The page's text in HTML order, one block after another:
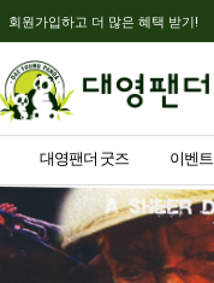
회원가입하고 더 많은 혜택 받기!
대영팬더 굿즈 이벤트